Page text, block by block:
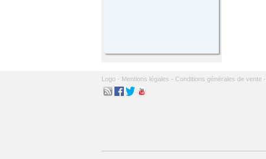
Logo - Mentions légales - Conditions générales de vente -